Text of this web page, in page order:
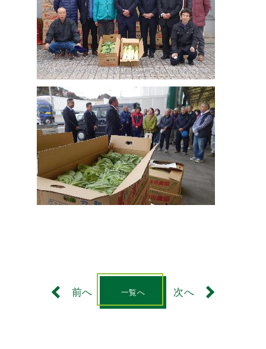
前へ 一覧へ 次へ